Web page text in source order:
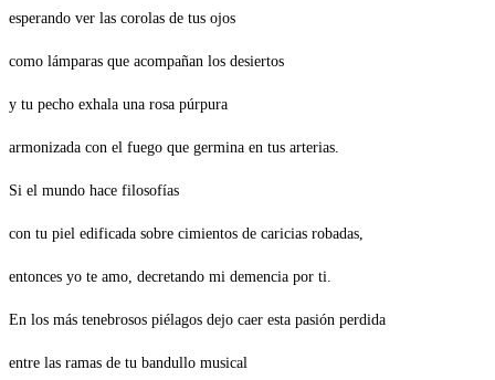
esperando ver las corolas de tus ojos
como lámparas que acompañan los desiertos
y tu pecho exhala una rosa púrpura
armonizada con el fuego que germina en tus arterias.
Si el mundo hace filosofías
con tu piel edificada sobre cimientos de caricias robadas,
entonces yo te amo, decretando mi demencia por ti.
En los más tenebrosos piélagos dejo caer esta pasión perdida
entre las ramas de tu bandullo musical